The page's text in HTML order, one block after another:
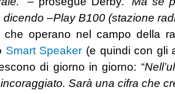
–Play B100 (stazione
operano nel campo della
Smart Speaker (e quindi con gli
di giorno in giorno: “
Sarà una cifra che